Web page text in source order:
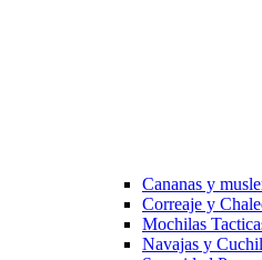
Cananas y
Correaje y
Mochilas
Navajas y